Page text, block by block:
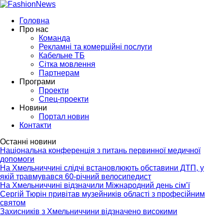
Головна
Про нас
Команда
Рекламні та комерційні послуги
Кабельне ТБ
Сітка мовлення
Партнерам
Програми
Проекти
Спец-проекти
Новини
Портал новин
Контакти
Останні новини
Національна конференція з питань первинної медичної
допомоги
На Хмельниччині слідчі встановлюють обставини ДТП, у
якій травмувався 60-річний велосипедист
На Хмельниччині відзначили Міжнародний день сім’ї
Сергій Тюрін привітав музейників області з професійним
святом
Захисників з Хмельниччини відзначено високими